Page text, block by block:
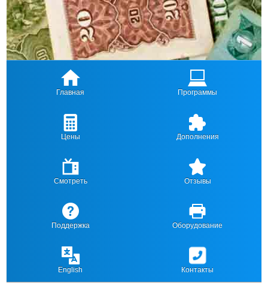
Главная Программы
Цены Дополнения
Смотреть Отзывы
Поддержка Оборудование
English Контакты